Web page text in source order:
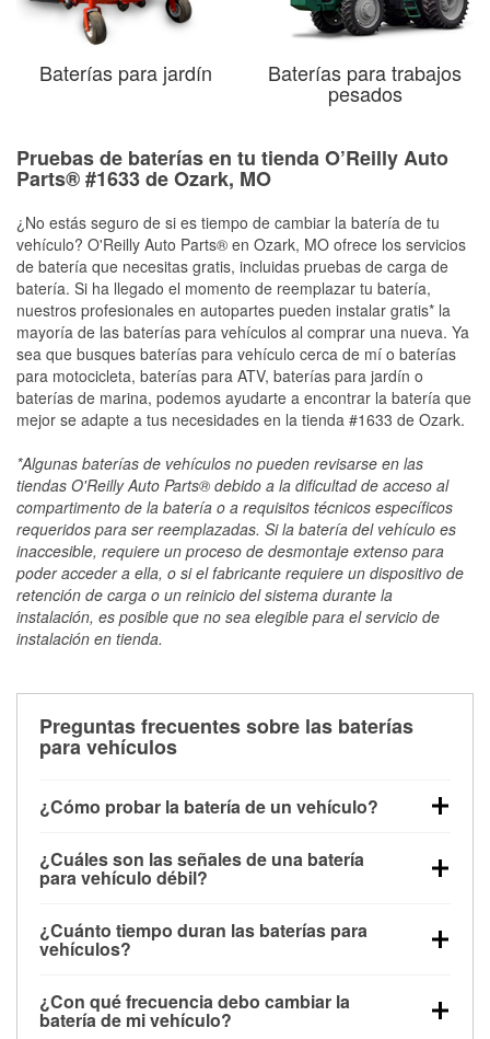
Baterías para jardín Baterías para trabajos
pesados
Pruebas de baterías en tu tienda O’Reilly Auto
Parts® #1633 de Ozark, MO
¿No estás seguro de si es tiempo de cambiar la batería de tu
vehículo? O'Reilly Auto Parts® en Ozark, MO ofrece los servicios
de batería que necesitas gratis, incluidas pruebas de carga de
batería. Si ha llegado el momento de reemplazar tu batería,
nuestros profesionales en autopartes pueden instalar gratis* la
mayoría de las baterías para vehículos al comprar una nueva. Ya
sea que busques baterías para vehículo cerca de mí o baterías
para motocicleta, baterías para ATV, baterías para jardín o
baterías de marina, podemos ayudarte a encontrar la batería que
mejor se adapte a tus necesidades en la tienda #1633 de Ozark.
*Algunas baterías de vehículos no pueden revisarse en las
tiendas O'Reilly Auto Parts® debido a la dificultad de acceso al
compartimento de la batería o a requisitos técnicos específicos
requeridos para ser reemplazadas. Si la batería del vehículo es
inaccesible, requiere un proceso de desmontaje extenso para
poder acceder a ella, o si el fabricante requiere un dispositivo de
retención de carga o un reinicio del sistema durante la
instalación, es posible que no sea elegible para el servicio de
instalación en tienda.
Preguntas frecuentes sobre las baterías
para vehículos
¿Cómo probar la batería de un vehículo?
maneras. El método más rápido es utilizar un
multímetro: con el vehículo apagado, conecta los
voltaje: una batería en buen estado y totalmente
cargada debería indicar unos 12.6 voltios. Es
importante saber que las baterías descargadas a
veces pueden mostrar una carga completa, y un
¿Cuáles son las señales de una batería
para vehículo débil?
advertencia. Un arranque lento del motor, faros
tenues, chasquidos al girar la llave o luces de
que la batería tiene una potencia de carga débil.
¿Cuánto tiempo duran las baterías para
vehículos?
entre 3 y 5 años. La duración exacta depende de los
¿Con qué frecuencia debo cambiar la
batería de mi vehículo?